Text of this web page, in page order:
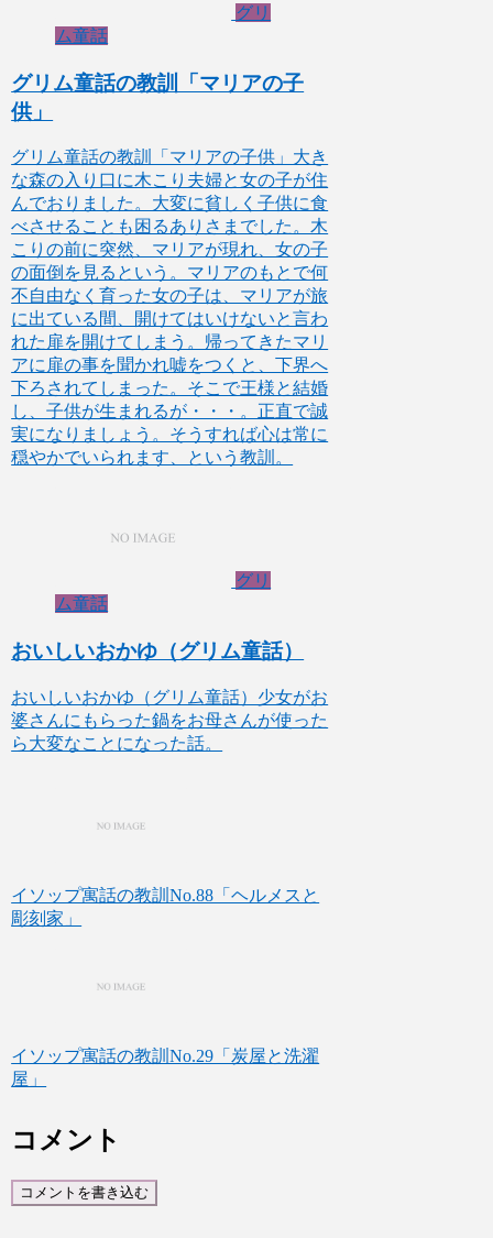
グリ
ム童話
グリム童話の教訓「マリアの子
供」
グリム童話の教訓「マリアの子供」大き
な森の入り口に木こり夫婦と女の子が住
んでおりました。大変に貧しく子供に食
べさせることも困るありさまでした。木
こりの前に突然、マリアが現れ、女の子
の面倒を見るという。マリアのもとで何
不自由なく育った女の子は、マリアが旅
に出ている間、開けてはいけないと言わ
れた扉を開けてしまう。帰ってきたマリ
アに扉の事を聞かれ嘘をつくと、下界へ
下ろされてしまった。そこで王様と結婚
し、子供が生まれるが・・・。正直で誠
実になりましょう。そうすれば心は常に
穏やかでいられます、という教訓。
グリ
ム童話
おいしいおかゆ（グリム童話）
おいしいおかゆ（グリム童話）少女がお
婆さんにもらった鍋をお母さんが使った
ら大変なことになった話。
イソップ寓話の教訓No.88「ヘルメスと
彫刻家」
イソップ寓話の教訓No.29「炭屋と洗濯
屋」
コメント
コメントを書き込む